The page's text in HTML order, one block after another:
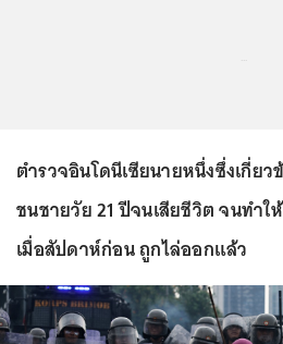
ตำรวจอินโดนีเซียนายหนึ่งซึ่งเกี่ย
ชนชายวัย 21 ปีจนเสียชีวิต จนทำใ
เมื่อสัปดาห์ก่อน ถูกไล่ออกแล้ว